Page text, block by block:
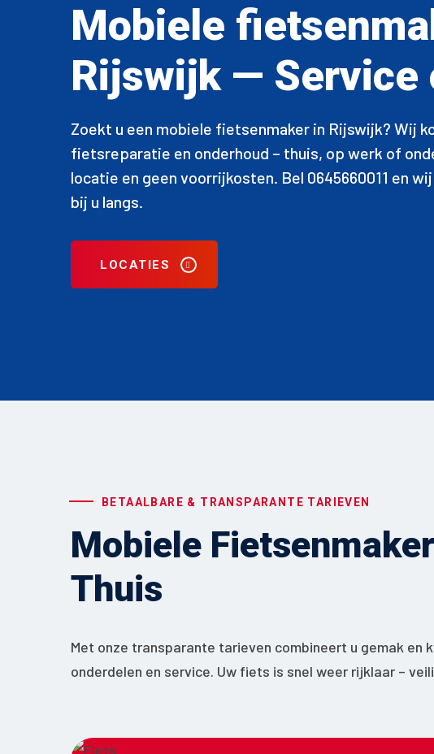
Mobiele
Rijswijk — Service
Zoekt u een mobiele fietsenmaker in Rijswijk? Wij
fietsreparatie en onderhoud – thuis, op werk of
locatie en geen voorrijkosten. Bel 0645660011 en
bij u langs.
LOCATIES
BETAALBARE & TRANSPARANTE TARIEVEN
Mobiele
Thuis
Met onze transparante tarieven combineert u gemak
onderdelen en service. Uw fiets is snel weer rijklaar –